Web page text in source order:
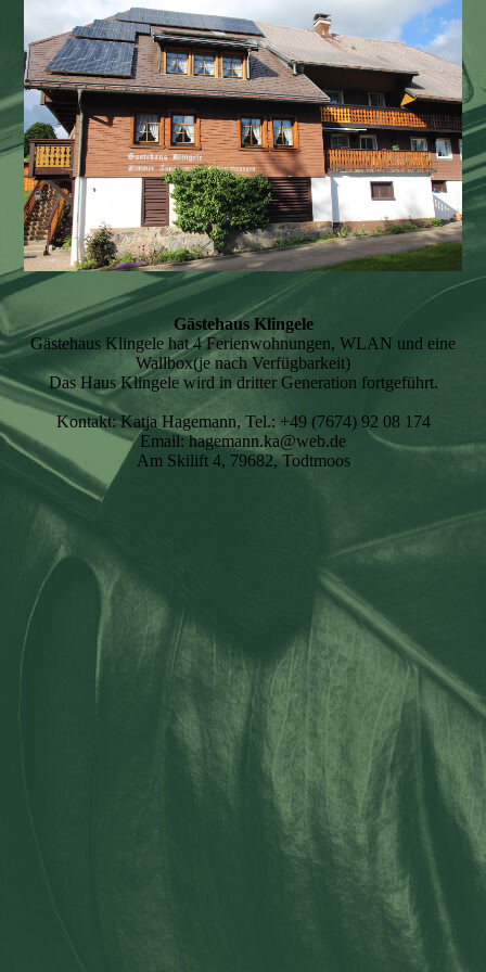
Gästehaus Klingele
Gästehaus Klingele hat 4 Ferienwohnungen, WLAN und eine
Wallbox(je nach Verfügbarkeit)
Das Haus Klingele wird in dritter Generation fortgeführt.
Kontakt: Katja Hagemann, Tel.: +49 (7674) 92 08 174
Email: hagemann.ka@web.de
Am Skilift 4, 79682, Todtmoos